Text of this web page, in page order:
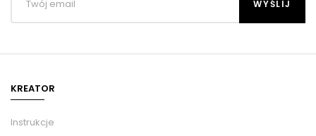
KREATOR
Instrukcje